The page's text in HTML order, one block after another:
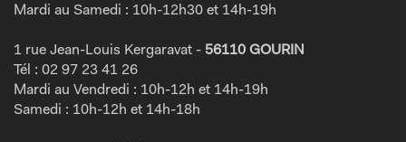
Mardi au Samedi : 10h-12h30 et 14h-19h
1 rue Jean-Louis Kergaravat - 56110 GOURIN
Tél : 02 97 23 41 26
Mardi au Vendredi : 10h-12h et 14h-19h
Samedi : 10h-12h et 14h-18h